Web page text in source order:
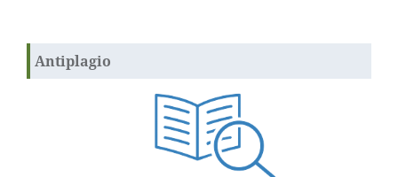
Antiplagio